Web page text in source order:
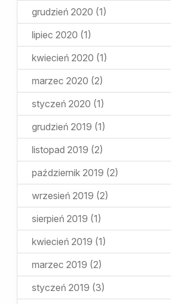
grudzień 2020 (1)
lipiec 2020 (1)
kwiecień 2020 (1)
marzec 2020 (2)
styczeń 2020 (1)
grudzień 2019 (1)
listopad 2019 (2)
październik 2019 (2)
wrzesień 2019 (2)
sierpień 2019 (1)
kwiecień 2019 (1)
marzec 2019 (2)
styczeń 2019 (3)